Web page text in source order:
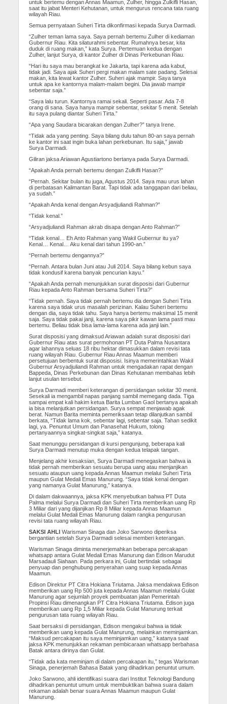
untuk bertemu dengan Annas Maamun, Zulher, hingga Zulkifli Hasan,
saat itu jabat Menteri Kehutanan, untuk mengurus rencana tata ruang
wilayah Riau.
Semua pernyataan Suheri Tirta dikonfirmasi kepada Surya Darmadi.
“Zulher teman lama saya. Saya pernah bertemu Zulher di kediaman
Gubernur Riau. Kita silaturahmi sebentar. Rumahnya besar, kita
duduk di ruang makan,” kata Surya. Pertemuan kedua dengan
Zulher, lanjut Surya, di kantor Zulher di Dinas Perkebunan Riau.
“Hari itu saya mau berangkat ke Jakarta, tapi karena ada kabut,
tidak jadi. Saya ajak Suheri pergi makan malam sate padang. Selesai
makan, kita lewat kantor Zulher. Suheri ajak mampir. Saya tanya
untuk apa ke kantornya malam-malam begini. Dia jawab mampir
sebentar saja.”
“Saya lalu turun. Kantornya ramai sekali. Seperti pasar. Ada 7-8
orang di sana. Saya hanya mampir sebentar, sekitar 5 menit. Setelah
itu saya pulang diantar Suheri Tirta.”
“Apa yang Saudara bicarakan dengan Zulher?” tanya Irene.
“Tidak ada yang penting. Saya bilang dulu tahun 80-an saya pernah
ke kantor ini saat ingin buka lahan perkebunan. Itu saja,” jawab
Surya Darmadi.
Giliran jaksa Ariawan Agustiartono bertanya pada Surya Darmadi.
“Apakah Anda pernah bertemu dengan Zulkifli Hasan?”
“Pernah. Sekitar bulan itu juga, Agustus 2014. Saya mau urus lahan
di perbatasan Kalimantan Barat. Tapi tidak ada tanggapan dari beliau,
ya sudah.”
“Apakah Anda kenal dengan Arsyadjuliandi Rahman?”
“Tidak kenal.”
“Arsyadjuliandi Rahman akrab disapa dengan Anto Rahman?”
“Tidak kenal… Eh Anto Rahman yang Wakil Gubernur itu ya?
Kenal… Kenal… Aku kenal dari tahun 1990-an.”
“Pernah bertemu dengannya?”
“Pernah. Antara bulan Juni atau Juli 2014. Saya bilang kebun saya
tidak kondusif karena banyak pencurian kayu.”
“Apakah Anda pernah menunjukkan surat disposisi dari Gubernur
Riau kepada Anto Rahman bersama Suheri Tirta?”
“Tidak pernah. Saya tidak pernah bertemu dia dengan Suheri Tirta
karena saya tidak urus masalah perizinan. Kalau Suheri bertemu
dengan dia, saya tidak tahu. Saya hanya bertemu maksimal 15 menit
saja. Saya tidak pakai janji, karena saya pikir kawan lama pasti mau
bertemu. Beliau tidak bisa lama-lama karena ada janji lain.”
Surat disposisi yang dimaksud Ariawan adalah surat disposisi dari
Gubernur Riau atas surat permohonan PT Duta Palma Nusantara
agar lahannya seluas 18 ribu hektar dimasukkan dalam revisi tata
ruang wilayah Riau. Gubernur Riau Annas Maamun memberi
persetujuan berbentuk surat disposisi. Isinya memerintahkan Wakil
Gubernur Arsyadjuliandi Rahman untuk mengadakan rapat dengan
Bappeda, Dinas Perkebunan dan Dinas Kehutanan membahas lebih
lanjut usulan tersebut.
Surya Darmadi memberi keterangan di persidangan sekitar 30 menit.
Sesekali ia mengambil napas panjang sambil memegang dada. Tiga
sampai empat kali hakim ketua Barita Lumban Gaol bertanya apakah
ia bisa melanjutkan persidangan. Surya sempat menjawab agak
berat. Namun Barita meminta pemeriksaan tetap dilanjutkan sambil
berkata, “Tidak lama kok, sebentar lagi, sebentar saja. Tahan sedikit
lagi, ya. Penuntut Umum dan Panasehat Hukum, tolong
pertanyaannya singkat-singkat saja,” katanya.
Saat menunggu persidangan di kursi pengunjung, beberapa kali
Surya Darmadi menutup muka dengan kedua telapak tangan.
Menjelang akhir kesaksian, Surya Darmadi menegaskan bahwa ia
tidak pernah memberikan sesuatu berupa uang atau menjanjikan
sesuatu ataupun uang kepada Annas Maamun melalui Suheri Tirta
maupun Gulat Medali Emas Manurung. “Saya tidak kenal dengan
yang namanya Gulat Manurung,” katanya.
Di dalam dakwaannya, jaksa KPK menyebutkan bahwa PT Duta
Palma melalui Surya Darmadi dan Suheri Tirta memberikan uang Rp
3 Miliar dari yang dijanjikan Rp 8 Miliar kepada Annas Maamun
melalui Gulat Medali Emas Manurung dalam rangka pengurusan
revisi tata ruang wilayah Riau.
SAKSI AHLI Warisman Sinaga dan Joko Sarwono diperiksa
bergantian setelah Surya Darmadi selesai memberi keterangan.
Warisman Sinaga diminta menerjemahkan beberapa percakapan
whatsapp antara Gulat Medali Emas Manurung dan Edison Marudut
Marsadauli Siahaan. Pada perkara ini, Gulat bertindak sebagai
penyuap dan penghubung penyerahan uang suap kepada Annas
Maamun.
Edison Direktur PT Citra Hokiana Triutama. Jaksa mendakwa Edison
memberikan uang Rp 500 juta kepada Annas Maamun melalui Gulat
Manurung agar sejumlah proyek pembuatan jalan Pemerintah
Propinsi Riau dimenangkan PT Citra Hokiana Triutama. Edison juga
memberikan uang Rp 1,5 Miliar kepada Gulat Manurung terkait
pengurusan tata ruang wilayah Riau.
Saat bersaksi di persidangan, Edison mengakui bahwa ia tidak
memberikan uang kepada Gulat Manurung, melainkan meminjamkan.
“Maksud percakapan itu saya meminjamkan uang,” katanya saat
jaksa KPK menunjukkan rekaman pembicaraan whatsapp berbahasa
Batak antara dirinya dan Gulat.
“Tidak ada kata meminjam di dalam percakapan itu,” tegas Warisman
Sinaga, penerjemah Bahasa Batak yang dihadirkan penuntut umum.
Joko Sarwono, ahli identifikasi suara dari Institut Teknologi Bandung
dihadirkan penuntut umum untuk membuktikan bahwa suara dalam
rekaman adalah benar suara Annas Maamun maupun Gulat
Manurung.